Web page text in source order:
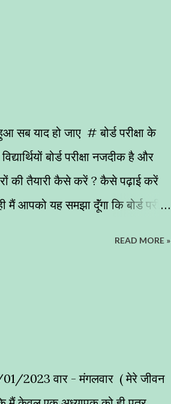
इनके घोंसलों का निर्माण नर
कहें तो अतिश्योक्ति न होगी । यह
को परभक्षियों से सुरक्षा प्रदान
दक्षिण पूर्वी एशिया में देखने को मिलते
सब याद हो जाए # बोर्ड परीक्षा के
बोर्ड परीक्षा नजदीक है और
की तैयारी कैसे करें ? कैसे पढ़ाई करें
आपको यह समझा दूॅंगा कि बोर्ड परीक्षा
- जब बोर्ड परीक्षा नजदीक आती है तब
पढ़ा जाए, क्या ना पढ़ा जाए ऐसा तो
ही ना । यदि आप इस उधेड़बुन में हैं तो
READ MORE »
2023 वार - मंगलवार ( मेरे जीवन